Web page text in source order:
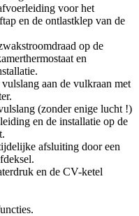
voor het
en de ontlastklep van de
op de
en
aan de vulkraan met
(zonder enige lucht !)
en de installatie op de
afsluiting door een
en de CV-ketel